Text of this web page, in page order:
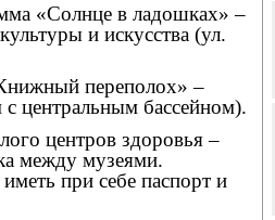
«Солнце в ладошках» –
и искусства (ул.
переполох» –
центральным бассейном).
центров здоровья –
между музеями.
при себе паспорт и